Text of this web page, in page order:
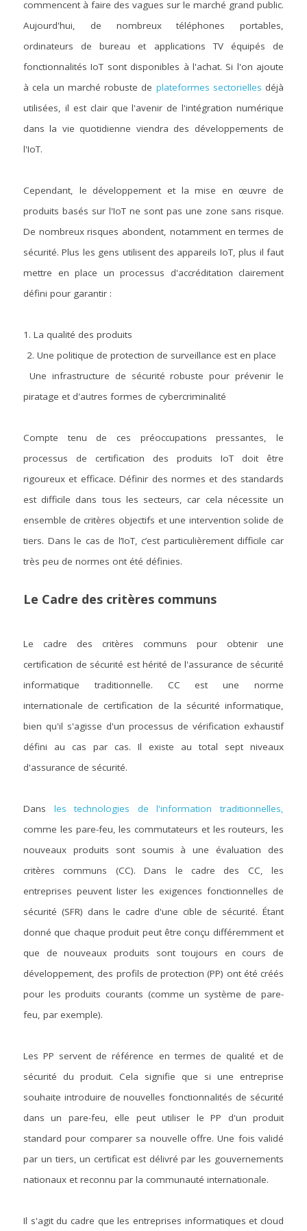
Construire un CAB
Preuve de certification
Fabrication
Bâtiments et infrastructures
Transport
Énergie et services publics
Éducation
FIPS 140-3
ISO 21434 et R155
MDR
SESIP
IoT de la GSMA
Brochures
Videos
Contact
Actualités
Contactez-nous
commencent à faire des vagues sur le marché grand public.
Aujourd'hui, de nombreux téléphones portables,
ordinateurs de bureau et applications TV équipés de
fonctionnalités IoT sont disponibles à l'achat. Si l'on ajoute
à cela un marché robuste de plateformes sectorielles déjà
utilisées, il est clair que l'avenir de l'intégration numérique
dans la vie quotidienne viendra des développements de
l'IoT.
Cependant, le développement et la mise en œuvre de
produits basés sur l'IoT ne sont pas une zone sans risque.
De nombreux risques abondent, notamment en termes de
sécurité. Plus les gens utilisent des appareils IoT, plus il faut
mettre en place un processus d'accréditation clairement
défini pour garantir :
1. La qualité des produits
2. Une politique de protection de surveillance est en place
Une infrastructure de sécurité robuste pour prévenir le
piratage et d'autres formes de cybercriminalité
Compte tenu de ces préoccupations pressantes, le
processus de certification des produits IoT doit être
rigoureux et efficace. Définir des normes et des standards
est difficile dans tous les secteurs, car cela nécessite un
ensemble de critères objectifs et une intervention solide de
tiers. Dans le cas de l’IoT, c’est particulièrement difficile car
très peu de normes ont été définies.
Le Cadre des critères communs
Le cadre des critères communs pour obtenir une
certification de sécurité est hérité de l'assurance de sécurité
informatique traditionnelle. CC est une norme
internationale de certification de la sécurité informatique,
bien qu'il s'agisse d'un processus de vérification exhaustif
défini au cas par cas. Il existe au total sept niveaux
d'assurance de sécurité.
Dans les technologies de l'information traditionnelles,
comme les pare-feu, les commutateurs et les routeurs, les
nouveaux produits sont soumis à une évaluation des
critères communs (CC). Dans le cadre des CC, les
entreprises peuvent lister les exigences fonctionnelles de
sécurité (SFR) dans le cadre d'une cible de sécurité. Étant
donné que chaque produit peut être conçu différemment et
que de nouveaux produits sont toujours en cours de
développement, des profils de protection (PP) ont été créés
pour les produits courants (comme un système de pare-
feu, par exemple).
Les PP servent de référence en termes de qualité et de
sécurité du produit. Cela signifie que si une entreprise
souhaite introduire de nouvelles fonctionnalités de sécurité
dans un pare-feu, elle peut utiliser le PP d'un produit
standard pour comparer sa nouvelle offre. Une fois validé
par un tiers, un certificat est délivré par les gouvernements
nationaux et reconnu par la communauté internationale.
Il s'agit du cadre que les entreprises informatiques et cloud